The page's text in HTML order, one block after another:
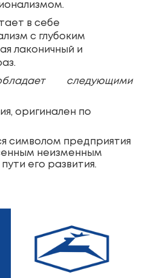
в себе
с глубоким
лаконичный и
следующими
оригинален по
символом предприятия
неизменным
его развития.